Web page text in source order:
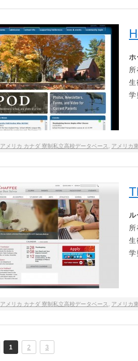
ホ
生
アメリカ カナダ 寮制私立高校データベース アメリカ
所
生
アメリカ カナダ 寮制私立高校データベース アメリカ
1 2 3